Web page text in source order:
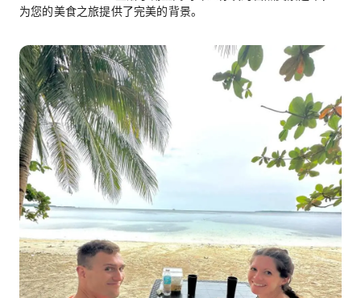
为您的美食之旅提供了完美的背景。